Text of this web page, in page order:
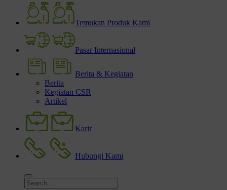
Temukan Produk Kami
Pasar Internasional
Berita & Kegiatan
Berita
Kegiatan CSR
Artikel
Karir
Hubungi Kami